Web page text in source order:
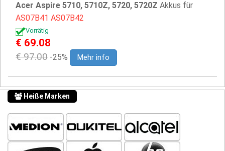
Acer Aspire 5710, 5710Z, 5720, 5720Z Akkus für
AS07B41 AS07B42
Vorrätig
€ 69.08
€ 97.00 -25% Mehr info
Heiße Marken